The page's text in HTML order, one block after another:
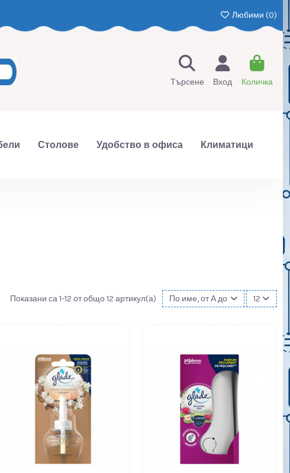
Любими (0)
Търсене Вход Количка
Столове Удобство в офиса Климатици
Показани са 1-12 от общо 12 артикул(а) По име, от А до Я 12